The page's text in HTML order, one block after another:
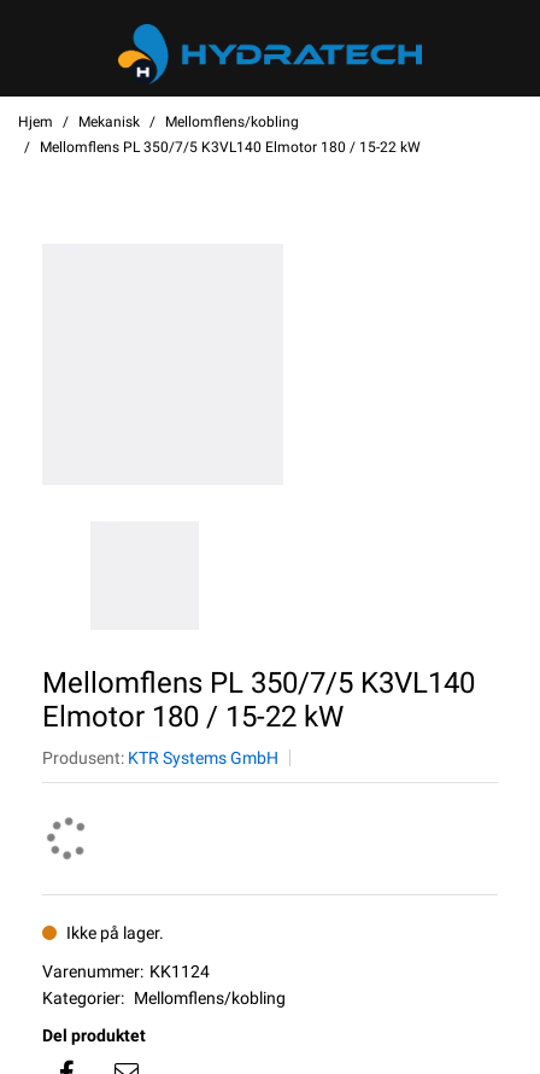
Hjem Mekanisk
Mellomflens/kobling
Mellomflens PL 350/7/5 K3VL140 Elmotor 180 / 15-22 kW
Mellomflens PL 350/7/5 K3VL140
Elmotor 180 / 15-22 kW
Produsent: KTR Systems GmbH
Ikke på lager.
Varenummer: KK1124
Kategorier: Mellomflens/kobling
Del produktet